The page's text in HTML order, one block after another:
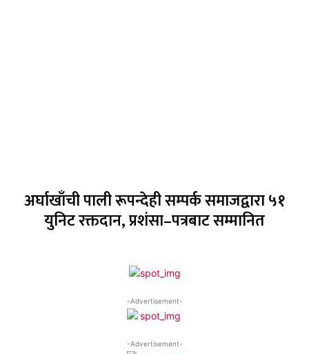
अर्घाखाँची पाली रूपन्देही सम्पर्क समाजद्वारा ५१
युनिट रक्तदान, प्रशंसा–पत्रबाट सम्मानित
-Advertisement-
-Advertisement-